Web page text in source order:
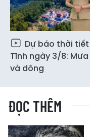
Dự báo thời tiết
Tĩnh ngày 3/8:
và dông
ĐỌC THÊM